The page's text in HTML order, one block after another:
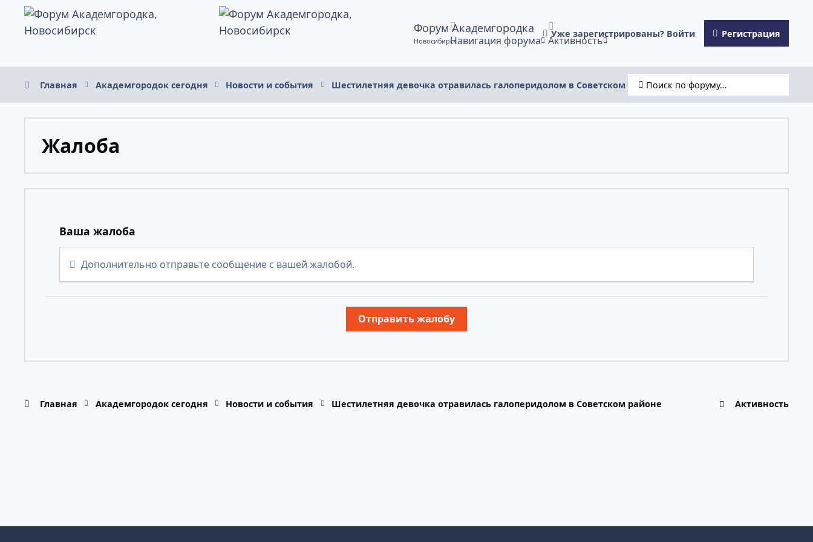
Перейти к содержанию
Форум Академгородка
НовосибирскНавигация форума Активность
Уже зарегистрированы? Войти Регистрация
Главная Академгородок сегодня Новости и события Шестилетняя девочка отравилась галоперидолом в Советском районеПоиск по форуму…
Жалоба
Ваша жалоба
Дополнительно отправьте сообщение с вашей жалобой.
Отправить жалобу
Главная Академгородок сегодня Новости и события Шестилетняя девочка отравилась галоперидолом в Советском районе Активность